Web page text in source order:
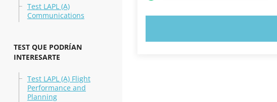
Test LAPL (A)
Communications
TEST QUE PODRÍAN
INTERESARTE
Test LAPL (A) Flight
Performance and
Planning